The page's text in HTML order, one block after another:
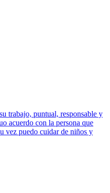
trabajo, puntual, responsable y
acuerdo con la persona que
vez puedo cuidar de niños y